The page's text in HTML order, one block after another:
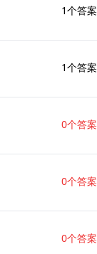
1个答案
1个答案
0个答案
0个答案
0个答案